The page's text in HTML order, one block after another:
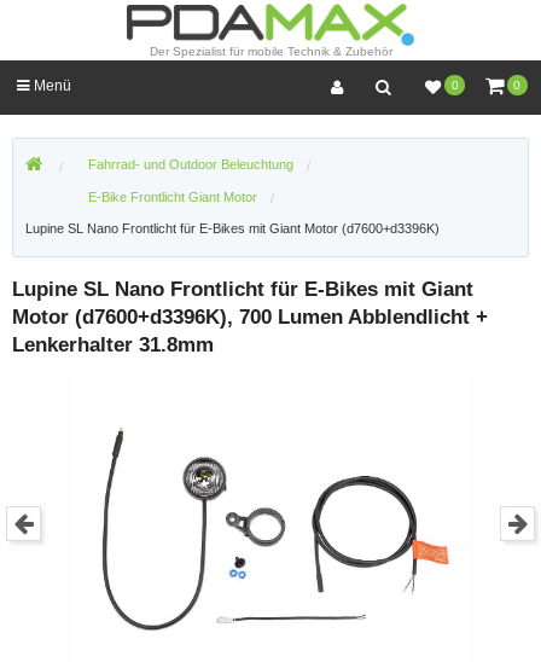
Der Spezialist für mobile Technik & Zubehör
0 0
Menü
Fahrrad- und Outdoor Beleuchtung
E-Bike Frontlicht Giant Motor
Lupine SL Nano Frontlicht für E-Bikes mit Giant Motor (d7600+d3396K)
Lupine SL Nano Frontlicht für E-Bikes mit Giant
Motor (d7600+d3396K), 700 Lumen Abblendlicht +
Lenkerhalter 31.8mm